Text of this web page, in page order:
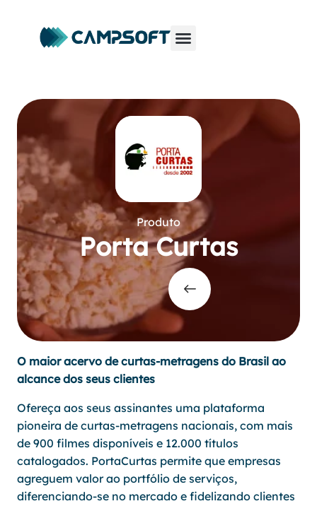
Produto
Porta Curtas
O maior acervo de curtas-metragens do Brasil ao
alcance dos seus clientes
Ofereça aos seus assinantes uma plataforma
pioneira de curtas-metragens nacionais, com mais
de 900 filmes disponíveis e 12.000 títulos
catalogados. PortaCurtas permite que empresas
agreguem valor ao portfólio de serviços,
diferenciando-se no mercado e fidelizando clientes